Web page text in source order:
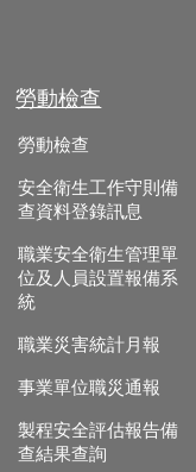
勞動檢查
勞動檢查
安全衛生工作守則備
查資料登錄訊息
職業安全衛生管理單
位及人員設置報備系
統
職業災害統計月報
事業單位職災通報
製程安全評估報告備
查結果查詢